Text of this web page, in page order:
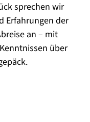
sprechen wir
Erfahrungen der
an – mit
über